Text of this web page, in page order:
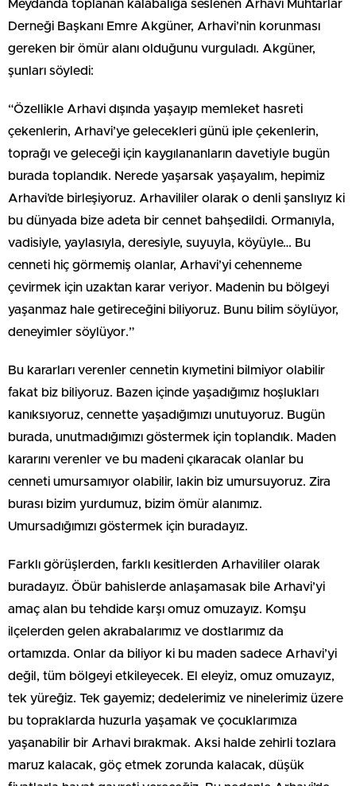
Meydanda toplanan kalabalığa seslenen Arhavi Muhtarlar
Derneği Başkanı Emre Akgüner, Arhavi’nin korunması
gereken bir ömür alanı olduğunu vurguladı. Akgüner,
şunları söyledi:
“Özellikle Arhavi dışında yaşayıp memleket hasreti
çekenlerin, Arhavi’ye gelecekleri günü iple çekenlerin,
toprağı ve geleceği için kaygılananların davetiyle bugün
burada toplandık. Nerede yaşarsak yaşayalım, hepimiz
Arhavi’de birleşiyoruz. Arhavililer olarak o denli şanslıyız ki
bu dünyada bize adeta bir cennet bahşedildi. Ormanıyla,
vadisiyle, yaylasıyla, deresiyle, suyuyla, köyüyle… Bu
cenneti hiç görmemiş olanlar, Arhavi’yi cehenneme
çevirmek için uzaktan karar veriyor. Madenin bu bölgeyi
yaşanmaz hale getireceğini biliyoruz. Bunu bilim söylüyor,
deneyimler söylüyor.”
Bu kararları verenler cennetin kıymetini bilmiyor olabilir
fakat biz biliyoruz. Bazen içinde yaşadığımız hoşlukları
kanıksıyoruz, cennette yaşadığımızı unutuyoruz. Bugün
burada, unutmadığımızı göstermek için toplandık. Maden
kararını verenler ve bu madeni çıkaracak olanlar bu
cenneti umursamıyor olabilir, lakin biz umursuyoruz. Zira
burası bizim yurdumuz, bizim ömür alanımız.
Umursadığımızı göstermek için buradayız.
Farklı görüşlerden, farklı kesitlerden Arhavililer olarak
buradayız. Öbür bahislerde anlaşamasak bile Arhavi’yi
amaç alan bu tehdide karşı omuz omuzayız. Komşu
ilçelerden gelen akrabalarımız ve dostlarımız da
ortamızda. Onlar da biliyor ki bu maden sadece Arhavi’yi
değil, tüm bölgeyi etkileyecek. El eleyiz, omuz omuzayız,
tek yüreğiz. Tek gayemiz; dedelerimiz ve ninelerimiz üzere
bu topraklarda huzurla yaşamak ve çocuklarımıza
yaşanabilir bir Arhavi bırakmak. Aksi halde zehirli tozlara
maruz kalacak, göç etmek zorunda kalacak, düşük